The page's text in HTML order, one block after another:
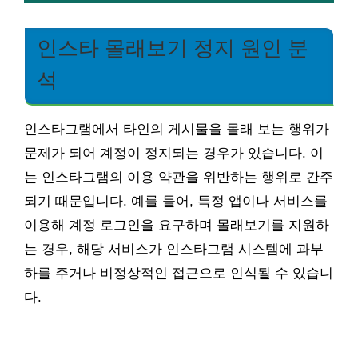
인스타 몰래보기 정지 원인 분
석
인스타그램에서 타인의 게시물을 몰래 보는 행위가
문제가 되어 계정이 정지되는 경우가 있습니다. 이
는 인스타그램의 이용 약관을 위반하는 행위로 간주
되기 때문입니다. 예를 들어, 특정 앱이나 서비스를
이용해 계정 로그인을 요구하며 몰래보기를 지원하
는 경우, 해당 서비스가 인스타그램 시스템에 과부
하를 주거나 비정상적인 접근으로 인식될 수 있습니
다.